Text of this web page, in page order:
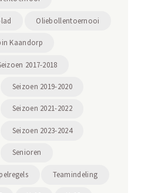
Oliebollentoernooi
Kaandorp
2017-2018
Seizoen 2019-2020
Seizoen 2021-2022
Seizoen 2023-2024
Senioren
Teamindeling